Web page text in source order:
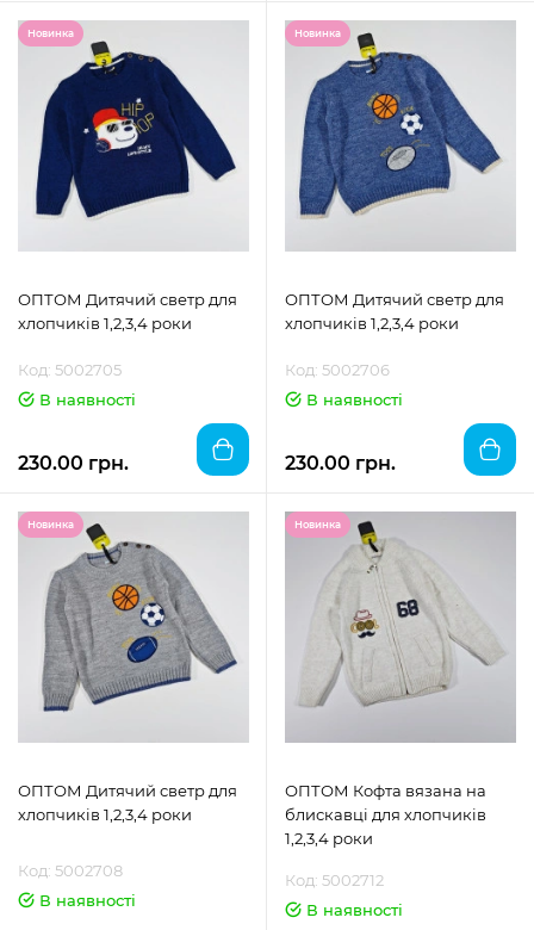
Новинка
ОПТОМ Дитячий светр для
хлопчиків 1,2,3,4 роки
Код: 5002705
В наявності
230.00 грн.
Новинка
ОПТОМ Дитячий светр для
хлопчиків 1,2,3,4 роки
Код: 5002706
В наявності
230.00 грн.
Новинка
ОПТОМ Дитячий светр для
хлопчиків 1,2,3,4 роки
Код: 5002708
В наявності
Новинка
ОПТОМ Кофта вязана на
блискавці для хлопчиків
1,2,3,4 роки
Код: 5002712
В наявності